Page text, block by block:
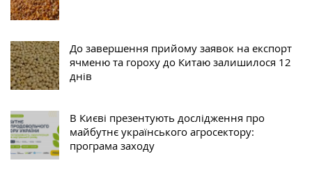
До завершення прийому заявок на експорт
ячменю та гороху до Китаю залишилося 12
днів
В Києві презентують дослідження про
майбутнє українського агросектору:
програма заходу